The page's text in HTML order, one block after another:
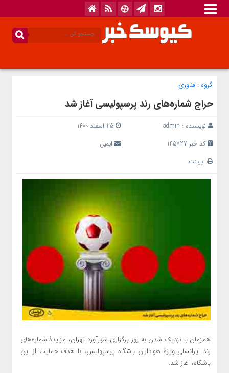
گروه : فناوری
حراج شماره‌های رند پرسپولیسی آغاز شد
نویسنده : admin
25 اسفند 1400
کد خبر 145727
ایمیل
پرینت
همزمان با نزدیک شدن به روز برگزاری شهرآورد تهران، مزایدۀ شماره‌های
رند ایرانسلی ویژۀ هواداران باشگاه پرسپولیس، با هدف حمایت از این
باشگاه، آغاز شد.